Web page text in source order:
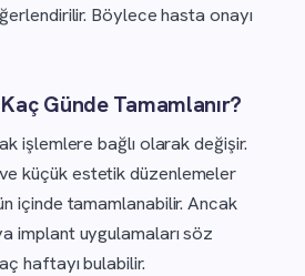
Böylece hasta onayı
Günde Tamamlanır?
işlemlere bağlı olarak değişir.
küçük estetik düzenlemeler
içinde tamamlanabilir. Ancak
implant uygulamaları söz
haftayı bulabilir.